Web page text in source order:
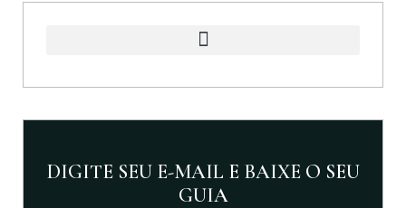
DIGITE SEU E-MAIL E BAIXE O SEU
GUIA